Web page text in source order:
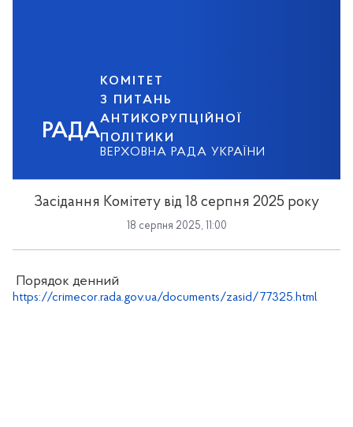
РАДА
КОМІТЕТ
З ПИТАНЬ
АНТИКОРУПЦІЙНОЇ
ПОЛІТИКИ
ВЕРХОВНА РАДА УКРАЇНИ
Засідання Комітету від 18 серпня 2025 року
18 серпня 2025, 11:00
Порядок денний
https://crimecor.rada.gov.ua/documents/zasid/77325.html